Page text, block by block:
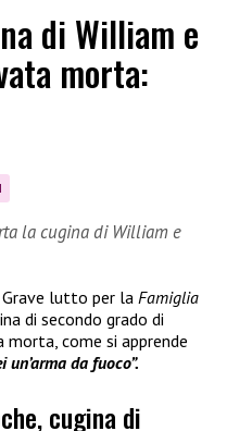
di William e
morta:
la cugina di William e
lutto per la Famiglia
di secondo grado di
come si apprende
un’arma da fuoco”.
cugina di